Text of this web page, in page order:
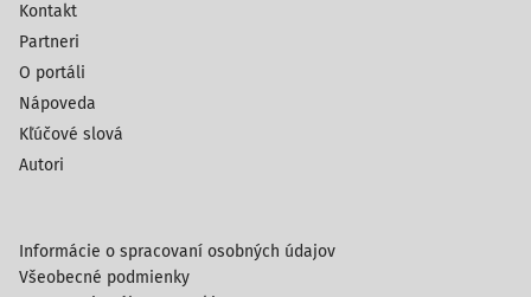
Kontakt
Partneri
O portáli
Nápoveda
Kľúčové slová
Autori
Informácie o spracovaní osobných údajov
Všeobecné podmienky